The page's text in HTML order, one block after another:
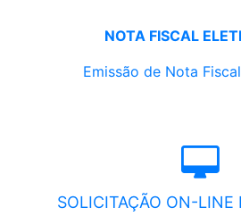
NOTA FISCAL
Emissão de Nota
SOLICITAÇÃO ON-LINE